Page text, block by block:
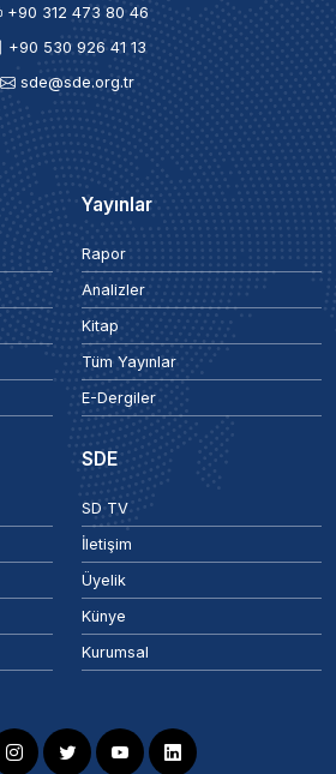
+90 312 473 80 46
+90 530 926 41 13
sde@sde.org.tr
Yayınlar
Rapor
Analizler
Kitap
Tüm Yayınlar
E-Dergiler
SDE
SD TV
İletişim
Üyelik
Künye
Kurumsal